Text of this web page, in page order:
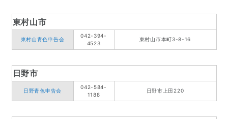
東村山市
東村山青色申告会
042-394-
4523
東村山市本町3-8-16
日野市
日野青色申告会
042-584-
1188
日野市上田220